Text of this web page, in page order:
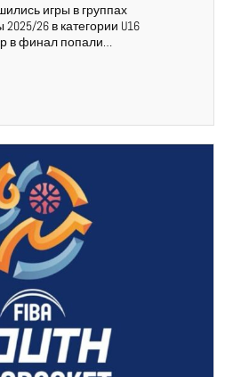
игры в группах
26 в категории U16
в финал попали…